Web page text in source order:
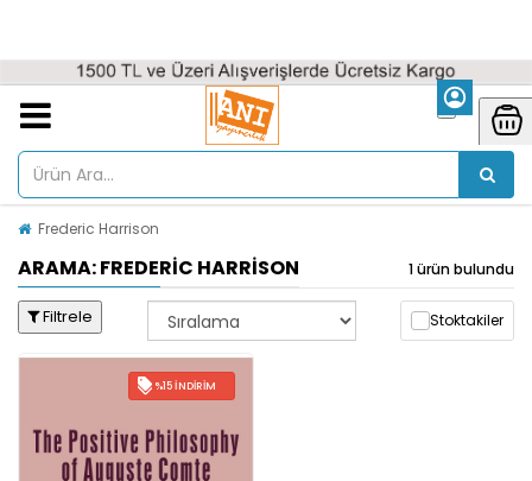
Frederic Harrison
ARAMA: FREDERIC HARRISON 1 ürün bulundu
Filtrele Stoktakiler
%15 İNDIRIM